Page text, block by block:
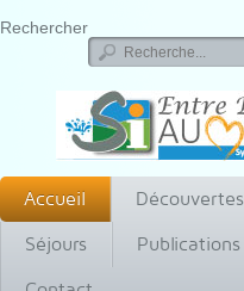
Rechercher
Accueil Découvertes
Séjours
Publications